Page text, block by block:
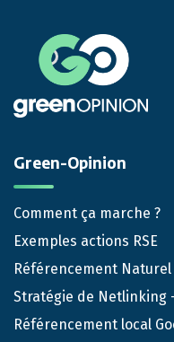
Green-Opinion
Comment ça marche ?
Exemples actions RSE
Référencement Naturel
Stratégie de Netlinking
Référencement local